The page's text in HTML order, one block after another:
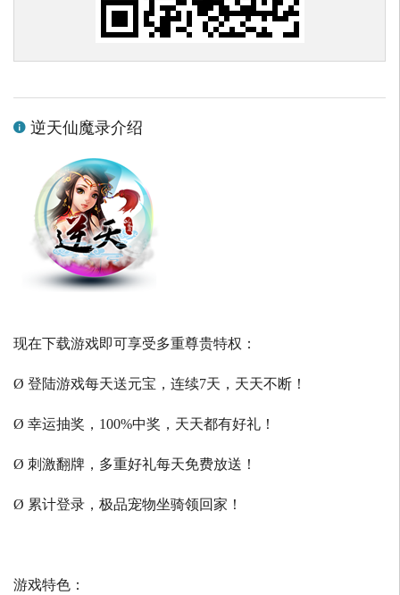
逆天仙魔录介绍
现在下载游戏即可享受多重尊贵特权：
Ø 登陆游戏每天送元宝，连续7天，天天不断！
Ø 幸运抽奖，100%中奖，天天都有好礼！
Ø 刺激翻牌，多重好礼每天免费放送！
Ø 累计登录，极品宠物坐骑领回家！
游戏特色：